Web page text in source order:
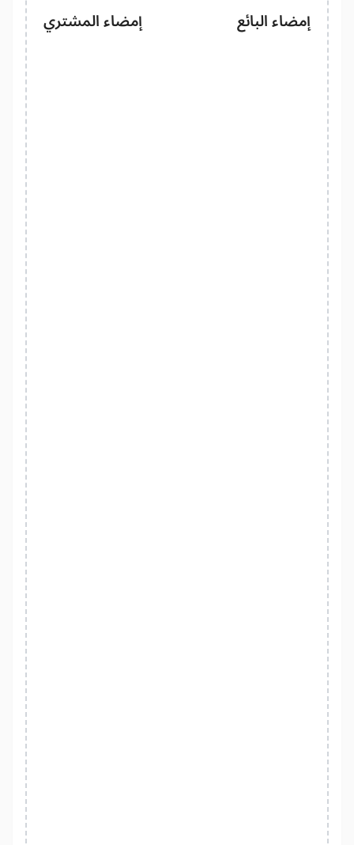
البائع إمضاء المشتري